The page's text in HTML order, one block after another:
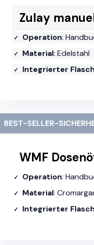
Zulay
Operation:
Material: Edelstahl
Integrierter
WMF
BEST-SELLER-
Operation:
Material:
Integrierter